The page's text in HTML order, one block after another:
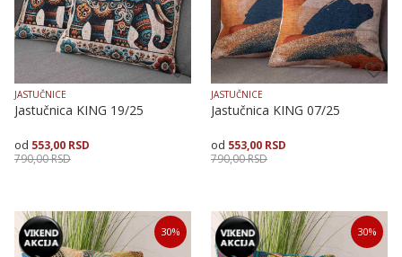
JASTUČNICE
Jastučnica KING 19/25
553,00 RSD
790,00RSD
Veličina
40X40
Dodaj u korpu
JASTUČNICE
Jastučnica KING 07/25
553,00 RSD
790,00RSD
Veličina
40X40 50X50
Dodaj u korpu
30% 30%